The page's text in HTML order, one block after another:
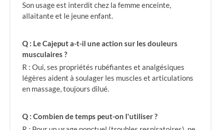
Son usage est interdit chez la femme enceinte,
allaitante et le jeune enfant.
Q : Le Cajeput a-t-il une action sur les douleurs
musculaires ?
R : Oui, ses propriétés rubéfiantes et analgésiques
légères aident à soulager les muscles et articulations
en massage, toujours dilué.
Q : Combien de temps peut-on l'utiliser ?